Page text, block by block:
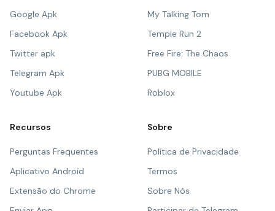
Google Apk
Facebook Apk
Twitter apk
Telegram Apk
Youtube Apk
My Talking Tom
Temple Run 2
Free Fire: The Chaos
PUBG MOBILE
Roblox
Recursos
Perguntas Frequentes
Aplicativo Android
Extensão do Chrome
Sobre
Política de Privacidade
Termos
Sobre Nós